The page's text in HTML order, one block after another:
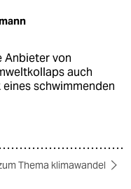
Anbieter von
auch
schwimmenden
Thema klimawandel